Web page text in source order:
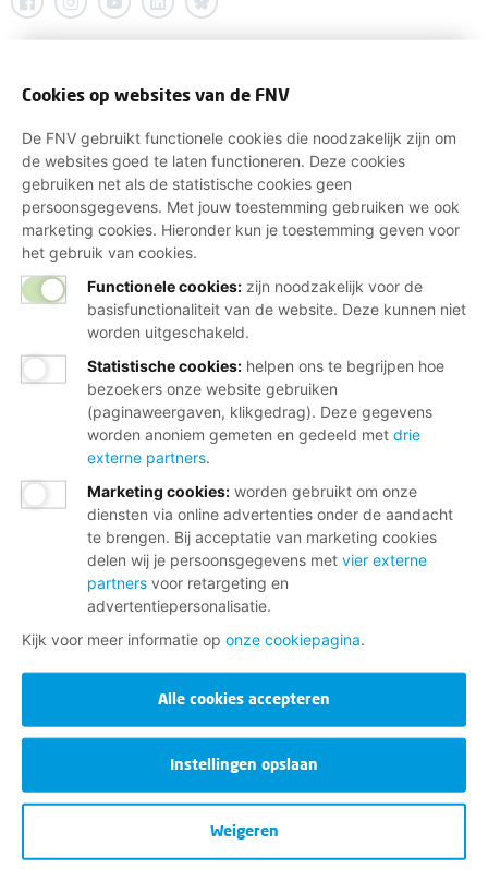
Cookies op websites van de FNV
De FNV gebruikt functionele cookies die noodzakelijk zijn om
de websites goed te laten functioneren. Deze cookies
gebruiken net als de statistische cookies geen
persoonsgegevens. Met jouw toestemming gebruiken we ook
marketing cookies. Hieronder kun je toestemming geven voor
het gebruik van cookies.
Functionele cookies: zijn noodzakelijk voor de
basisfunctionaliteit van de website. Deze kunnen niet
worden uitgeschakeld.
Statistische cookies: helpen ons te begrijpen hoe
bezoekers onze website gebruiken
(paginaweergaven, klikgedrag). Deze gegevens
worden anoniem gemeten en gedeeld met drie
externe partners.
Marketing cookies: worden gebruikt om onze
diensten via online advertenties onder de aandacht
te brengen. Bij acceptatie van marketing cookies
delen wij je persoonsgegevens met vier externe
partners voor retargeting en
advertentiepersonalisatie.
Kijk voor meer informatie op onze cookiepagina.
Alle cookies accepteren
Instellingen opslaan
Weigeren